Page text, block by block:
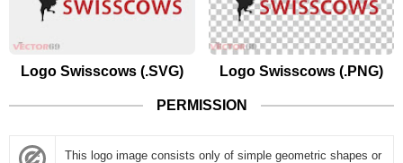
Logo Swisscows (.SVG) Logo Swisscows (.PNG)
PERMISSION
This logo image consists only of simple geometric shapes or